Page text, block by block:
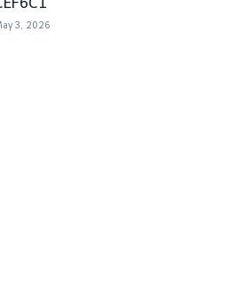
3, 2026